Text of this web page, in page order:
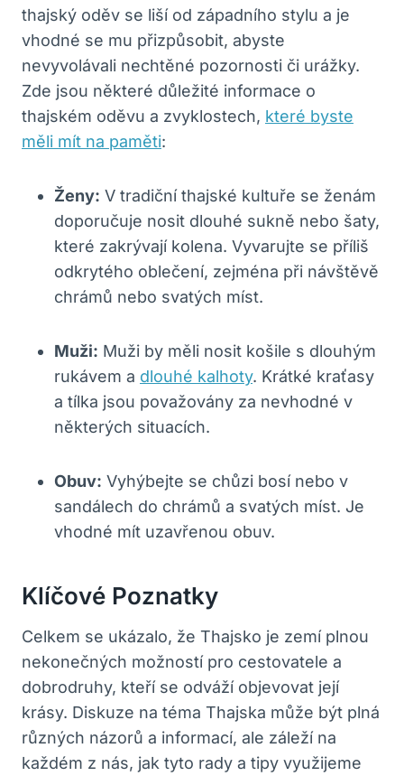
thajský oděv se liší od západního stylu a je
vhodné se mu přizpůsobit, abyste
nevyvolávali nechtěné pozornosti či urážky.
Zde jsou některé důležité informace o
thajském oděvu a zvyklostech, které byste
měli mít na paměti:
Ženy: V tradiční thajské kultuře se ženám
doporučuje nosit dlouhé sukně nebo šaty,
které zakrývají kolena. Vyvarujte se příliš
odkrytého oblečení, zejména při návštěvě
chrámů nebo svatých míst.
Muži: Muži by měli nosit košile s dlouhým
rukávem a dlouhé kalhoty. Krátké kraťasy
a tílka jsou považovány za nevhodné v
některých situacích.
Obuv: Vyhýbejte se chůzi bosí nebo v
sandálech do chrámů a svatých míst. Je
vhodné mít uzavřenou obuv.
Klíčové Poznatky
Celkem se ukázalo, že Thajsko je zemí plnou
nekonečných možností pro cestovatele a
dobrodruhy, kteří se odváží objevovat její
krásy. Diskuze na téma Thajska může být plná
různých názorů a informací, ale záleží na
každém z nás, jak tyto rady a tipy využijeme